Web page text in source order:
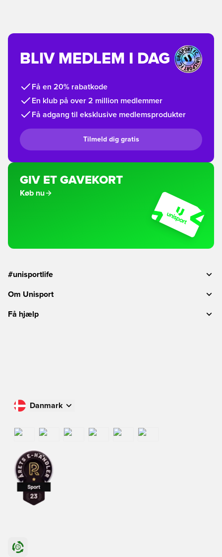
BLIV MEDLEM I DAG
Få en 20% rabatkode
En klub på over 2 million medlemmer
Få adgang til eksklusive medlemsprodukter
Tilmeld dig gratis
GIV ET GAVEKORT
Køb nu
#unisportlife
Om Unisport
Få hjælp
Danmark
International